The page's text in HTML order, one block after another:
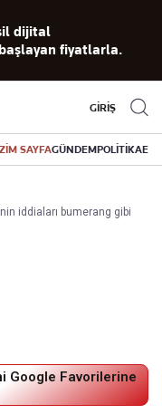
dijital
başlayan fiyatlarla.
GİRİŞ
SAYFAGÜNDEMPOLİTİKA
iddiaları bumerang gibi
Google Favorilerine